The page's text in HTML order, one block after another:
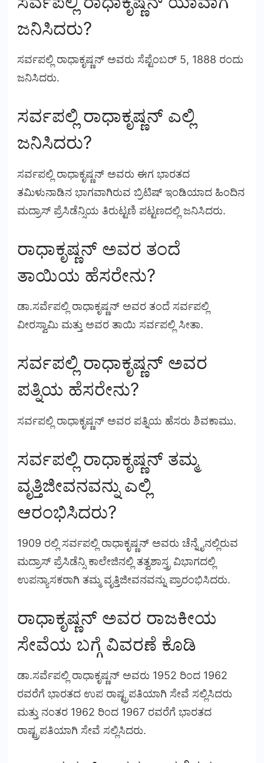
ಜನಿಸಿದರು?
ಸರ್ವಪಲ್ಲಿ ರಾಧಾಕೃಷ್ಣನ್ ಅವರು ಸೆಪ್ಟೆಂಬರ್ 5, 1888 ರಂದು
ಜನಿಸಿದರು.
ಸರ್ವಪಲ್ಲಿ ರಾಧಾಕೃಷ್ಣನ್ ಎಲ್ಲಿ
ಜನಿಸಿದರು?
ಸರ್ವಪಲ್ಲಿ ರಾಧಾಕೃಷ್ಣನ್ ಅವರು ಈಗ ಭಾರತದ
ತಮಿಳುನಾಡಿನ ಭಾಗವಾಗಿರುವ ಬ್ರಿಟಿಷ್ ಇಂಡಿಯಾದ ಹಿಂದಿನ
ಮದ್ರಾಸ್ ಪ್ರೆಸಿಡೆನ್ಸಿಯ ತಿರುಟ್ಟಣಿ ಪಟ್ಟಣದಲ್ಲಿ ಜನಿಸಿದರು.
ರಾಧಾಕೃಷ್ಣನ್ ಅವರ ತಂದೆ
ತಾಯಿಯ ಹೆಸರೇನು?
ಡಾ.ಸರ್ವೆಪಲ್ಲಿ ರಾಧಾಕೃಷ್ಣನ್ ಅವರ ತಂದೆ ಸರ್ವಪಲ್ಲಿ
ವೀರಸ್ವಾಮಿ ಮತ್ತು ಅವರ ತಾಯಿ ಸರ್ವಪಲ್ಲಿ ಸೀತಾ.
ಸರ್ವಪಲ್ಲಿ ರಾಧಾಕೃಷ್ಣನ್ ಅವರ
ಪತ್ನಿಯ ಹೆಸರೇನು?
ಸರ್ವಪಲ್ಲಿ ರಾಧಾಕೃಷ್ಣನ್ ಅವರ ಪತ್ನಿಯ ಹೆಸರು ಶಿವಕಾಮು.
ಸರ್ವಪಲ್ಲಿ ರಾಧಾಕೃಷ್ಣನ್ ತಮ್ಮ
ವೃತ್ತಿಜೀವನವನ್ನು ಎಲ್ಲಿ
ಆರಂಭಿಸಿದರು?
1909 ರಲ್ಲಿ ಸರ್ವಪಲ್ಲಿ ರಾಧಾಕೃಷ್ಣನ್ ಅವರು ಚೆನ್ನೈನಲ್ಲಿರುವ
ಮದ್ರಾಸ್ ಪ್ರೆಸಿಡೆನ್ಸಿ ಕಾಲೇಜಿನಲ್ಲಿ ತತ್ವಶಾಸ್ತ್ರ ವಿಭಾಗದಲ್ಲಿ
ಉಪನ್ಯಾಸಕರಾಗಿ ತಮ್ಮ ವೃತ್ತಿಜೀವನವನ್ನು ಪ್ರಾರಂಭಿಸಿದರು.
ರಾಧಾಕೃಷ್ಣನ್ ಅವರ ರಾಜಕೀಯ
ಸೇವೆಯ ಬಗ್ಗೆ ವಿವರಣೆ ಕೊಡಿ
ಡಾ.ಸರ್ವೆಪಲ್ಲಿ ರಾಧಾಕೃಷ್ಣನ್ ಅವರು 1952 ರಿಂದ 1962
ರವರೆಗೆ ಭಾರತದ ಉಪ ರಾಷ್ಟ್ರಪತಿಯಾಗಿ ಸೇವೆ ಸಲ್ಲಿಸಿದರು
ಮತ್ತು ನಂತರ 1962 ರಿಂದ 1967 ರವರೆಗೆ ಭಾರತದ
ರಾಷ್ಟ್ರಪತಿಯಾಗಿ ಸೇವೆ ಸಲ್ಲಿಸಿದರು.